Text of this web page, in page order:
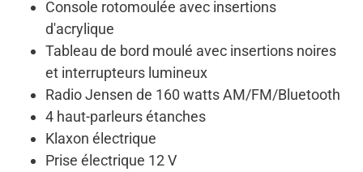
Console rotomoulée avec insertions
d'acrylique
Tableau de bord moulé avec insertions noires
et interrupteurs lumineux
Radio Jensen de 160 watts AM/FM/Bluetooth
4 haut-parleurs étanches
Klaxon électrique
Prise électrique 12 V